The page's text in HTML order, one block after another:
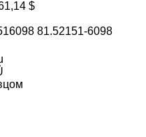
$
81.52151-6098